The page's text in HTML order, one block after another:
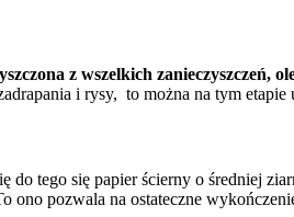
z wszelkich zanieczyszczeń,
i rysy, to można na tym
do tego się papier ścierny o średniej
ono pozwala na ostateczne